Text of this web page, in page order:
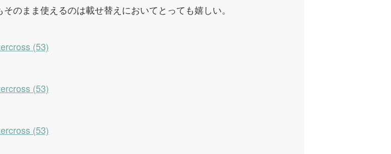
のまま使えるのは載せ替えにおいてとっても嬉しい。